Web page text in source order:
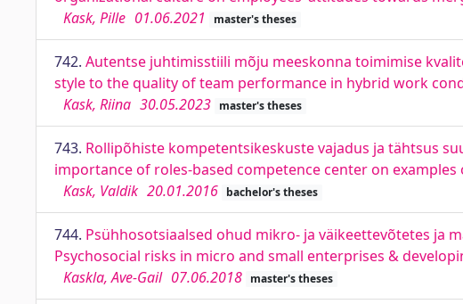
Kask, Pille 01.06.2021 master's theses
742. Autentse juhtimisstiili mõju meeskonna toimimise
style to the quality of team performance in hybrid work
Kask, Riina 30.05.2023 master's theses
743. Rollipõhiste kompetentsikeskuste vajadus ja tähtsus
importance of roles-based competence center on
Kask, Valdik 20.01.2016 bachelor's theses
744. Psühhosotsiaalsed ohud mikro- ja väikeettevõtetes ja
Psychosocial risks in micro and small enterprises &
Kaskla, Ave-Gail 07.06.2018 master's theses